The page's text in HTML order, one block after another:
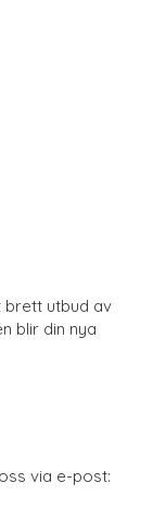
brett utbud av
blir din nya
via e-post: